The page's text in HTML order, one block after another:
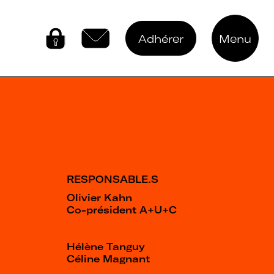
Connectez-vous
Contactez-nous
Adhérer Menu
RESPONSABLE.S
Olivier Kahn
Co-président A+U+C
Hélène Tanguy
Céline Magnant